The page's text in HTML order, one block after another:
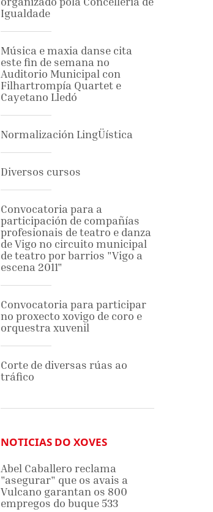
Igualdade
Música e maxia danse cita
este fin de semana no
Auditorio Municipal con
Filhartrompía Quartet e
Cayetano Lledó
Normalización LingÜística
Diversos cursos
Convocatoria para a
participación de compañías
profesionais de teatro e danza
de Vigo no circuito municipal
de teatro por barrios "Vigo a
escena 2011"
Convocatoria para participar
no proxecto xovigo de coro e
orquestra xuvenil
Corte de diversas rúas ao
tráfico
NOTICIAS DO XOVES
Abel Caballero reclama
"asegurar" que os avais a
Vulcano garantan os 800
empregos do buque 533